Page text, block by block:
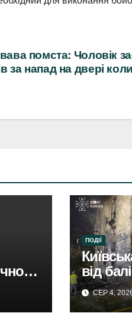
помста: Чоловік
за напад на двері
ПОДІЇ
від
удару.
СЕР 4,